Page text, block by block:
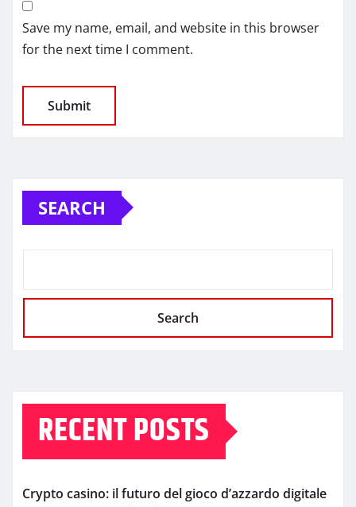
Save my name, email, and website in this browser
for the next time I comment.
SEARCH
Search
RECENT POSTS
Crypto casino: il futuro del gioco d’azzardo digitale